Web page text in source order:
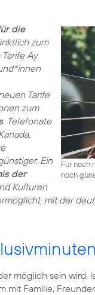
Für noch
noch
die
zum
Ay
Tarife
zum
: Telefonate
Ein
der
Kulturen
mit der
möglich sein
mit Familie,